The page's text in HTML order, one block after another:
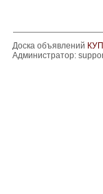
Доска объявлений
Администратор: